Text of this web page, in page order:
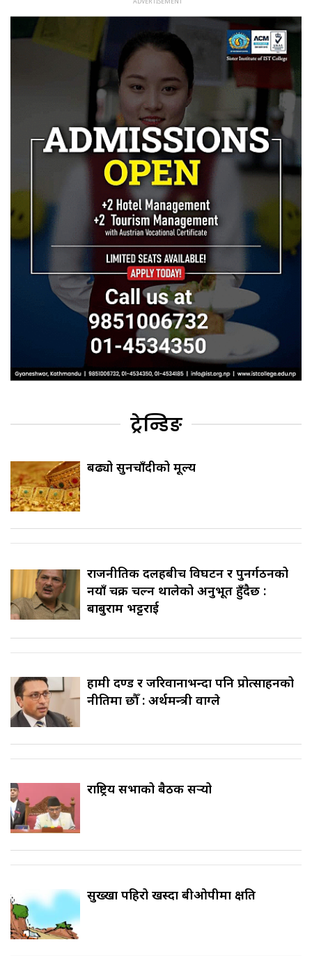
ट्रेन्डिङ
बढ्यो सुनचाँदीको मूल्य
राजनीतिक दलहरूबीच विघटन र पुनर्गठनको
नयाँ चक्र चल्न थालेको अनुभूत हुँदैछ :
बाबुराम भट्टराई
हामी दण्ड र जरिवानाभन्दा पनि प्रोत्साहनको
नीतिमा छौँ : अर्थमन्त्री वाग्ले
राष्ट्रिय सभाको बैठक सर्‍यो
सुख्खा पहिरो खस्दा बीओपीमा क्षति